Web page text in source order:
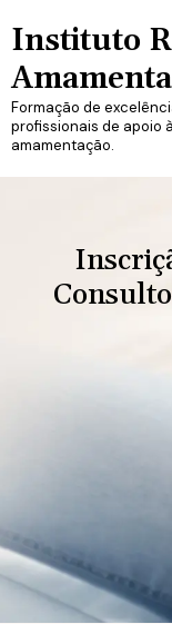
Instituto
Amamenta
Formação de
profissionais de apoio à
amamentação.